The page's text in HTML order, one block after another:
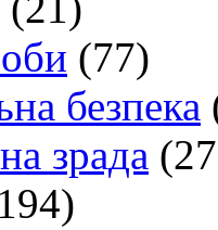
(77)
безпека
зрада